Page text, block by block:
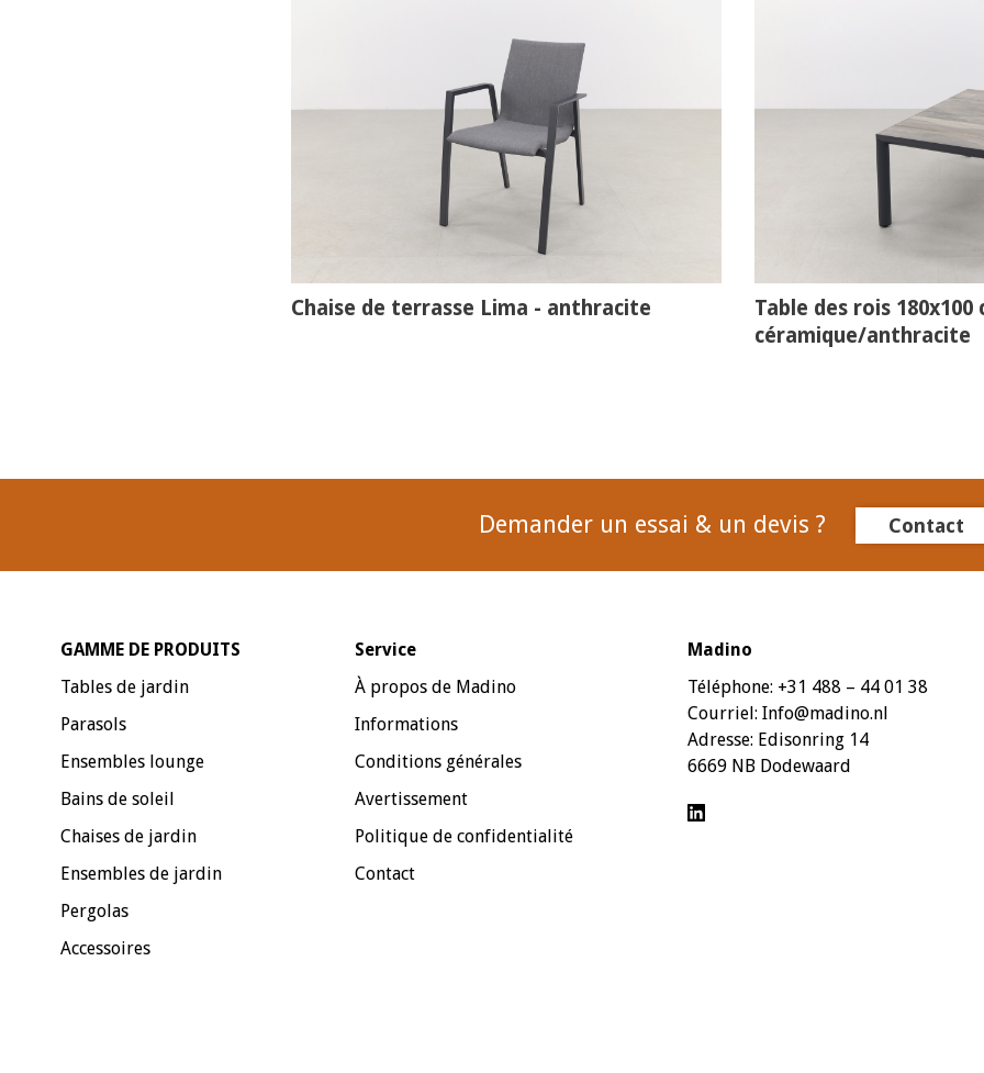
Chaise de terrasse Lima - anthracite
Table des rois 180x100
céramique/anthracite
Demander un essai & un devis ? Contact
GAMME DE PRODUITS
Tables de jardin
Parasols
Ensembles lounge
Bains de soleil
Chaises de jardin
Ensembles de jardin
Pergolas
Accessoires
Service
À propos de Madino
Informations
Conditions générales
Avertissement
Politique de confidentialité
Contact
Madino
Téléphone: +31 488 – 44 01 38
Courriel: Info@madino.nl
Adresse: Edisonring 14
6669 NB Dodewaard